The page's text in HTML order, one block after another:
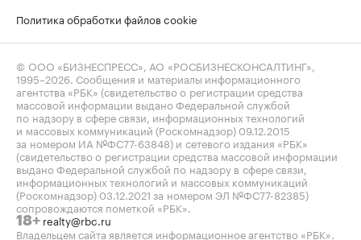
Политика обработки файлов cookie
© ООО «БИЗНЕСПРЕСС», АО «РОСБИЗНЕСКОНСАЛТИНГ»,
1995–2026 . Сообщения и материалы информационного
агентства «РБК» (свидетельство о регистрации средства
массовой информации выдано Федеральной службой
по надзору в сфере связи, информационных технологий
и массовых коммуникаций (Роскомнадзор) 09.12.2015
за номером ИА №ФС77-63848) и сетевого издания «РБК»
(свидетельство о регистрации средства массовой информации
выдано Федеральной службой по надзору в сфере связи,
информационных технологий и массовых коммуникаций
(Роскомнадзор) 03.12.2021 за номером ЭЛ №ФС77-82385)
сопровождаются пометкой «РБК».
18+ realty@rbc.ru
Владельцем сайта является информационное агентство «РБК».